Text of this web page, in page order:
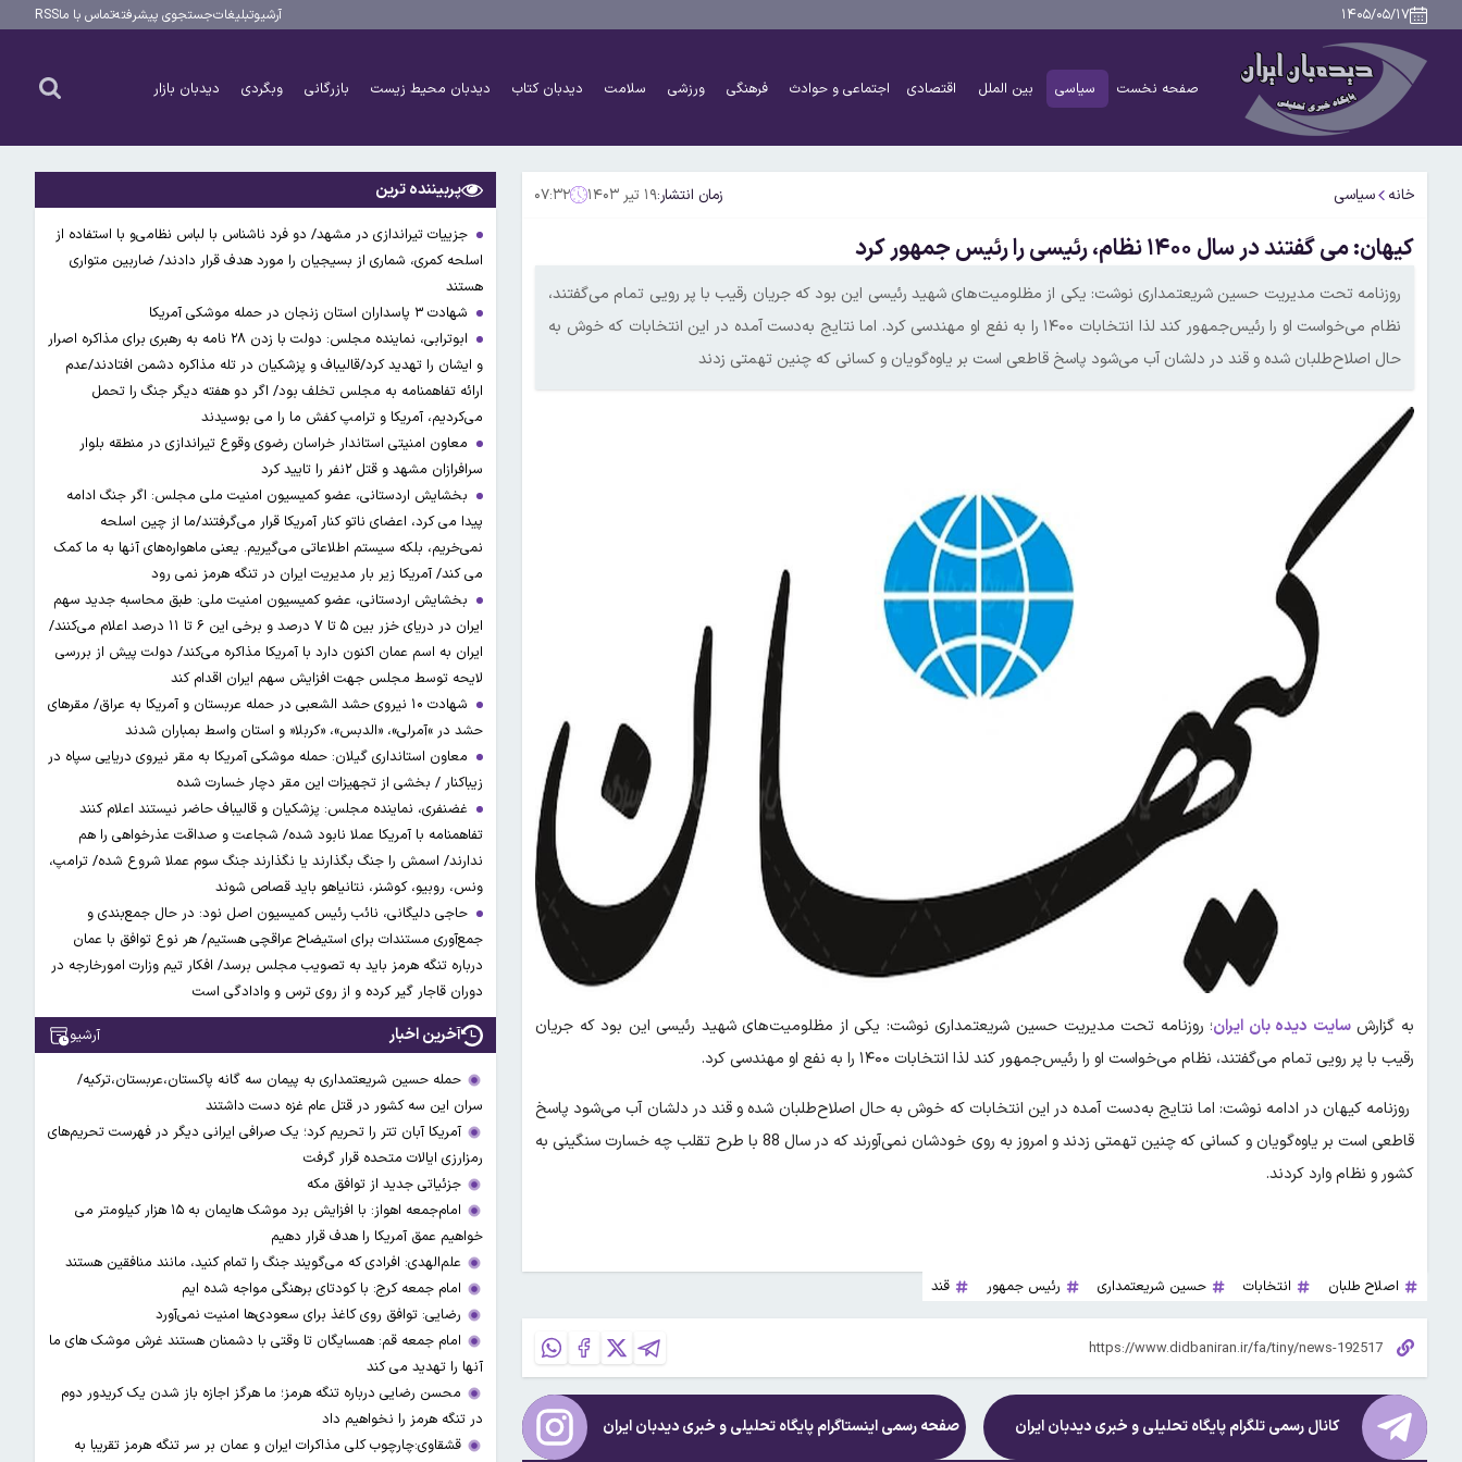
۱۴۰۵/۰۵/۱۷ آرشیوتبلیغاتجستجوی پیشرفتهتماس با ماRSS
صفحه نخست سیاسی بین الملل اقتصادی اجتماعی و حوادث فرهنگی ورزشی سلامت دیدبان کتاب دیدبان محیط زیست بازرگانی وبگردی دیدبان بازار
خانه سیاسی زمان انتشار:۱۹ تیر ۱۴۰۳ ۰۷:۳۲
کیهان: می گفتند در سال ۱۴۰۰ نظام، رئیسی را رئیس جمهور کرد
روزنامه تحت مدیریت حسین شریعتمداری نوشت: یکی از مظلومیت‌های شهید رئیسی این بود که جریان رقیب با پر رویی تمام می‌گفتند،
نظام می‌خواست او را رئیس‌جمهور کند لذا انتخابات ۱۴۰۰ را به نفع او مهندسی کرد. اما نتایج به‌دست آمده در این انتخابات که خوش به
حال اصلاح‌طلبان شده و قند در دلشان آب می‌شود پاسخ قاطعی است بر یاوه‌گویان و کسانی که چنین تهمتی زدند
به گزارشسایت دیده بان ایران؛ روزنامه تحت مدیریت حسین شریعتمداری نوشت: یکی از مظلومیت‌های شهید رئیسی این بود که جریان
رقیب با پر رویی تمام می‌گفتند، نظام می‌خواست او را رئیس‌جمهور کند لذا انتخابات ۱۴۰۰ را به نفع او مهندسی کرد.
روزنامه کیهان در ادامه نوشت: اما نتایج به‌دست آمده در این انتخابات که خوش به حال اصلاح‌طلبان شده و قند در دلشان آب می‌شود پاسخ
قاطعی است بر یاوه‌گویان و کسانی که چنین تهمتی زدند و امروز به روی خودشان نمی‌آورند که در سال 88 با طرح تقلب چه خسارت سنگینی به
کشور و نظام وارد کردند.
اصلاح طلبان انتخابات حسین شریعتمداری رئیس جمهور قند
کانال رسمی تلگرام پایگاه تحلیلی و خبریدیدبان ایران صفحه رسمی اینستاگرام پایگاه تحلیلی و خبریدیدبان ایران
پربیننده ترین
جزییات تیراندازی در مشهد/ دو فرد ناشناس با لباس نظامی‌و با استفاده از
اسلحه کمری، شماری از بسیجیان را مورد هدف قرار دادند/ ضاربین متواری
هستند
شهادت ۳ ‌پاسداران استان زنجان در حمله موشکی آمریکا
ابوترابی، نماینده مجلس: دولت با زدن ۲۸ نامه به رهبری برای مذاکره اصرار
و ایشان را تهدید کرد/قالیباف و پزشکیان در تله مذاکره دشمن افتادند/عدم
ارائه تفاهمنامه به مجلس تخلف بود/ اگر دو هفته دیگر جنگ را تحمل
می‌کردیم، آمریکا و ترامپ کفش ما را می بوسیدند
معاون امنیتی استاندار خراسان رضوی وقوع تیراندازی در منطقه بلوار
سرافرازان مشهد و قتل ۲نفر را تایید کرد
بخشایش اردستانی، عضو کمیسیون امنیت ملی مجلس: اگر جنگ ادامه
پیدا می کرد، اعضای ناتو کنار آمریکا قرار می‌گرفتند/ما از چین اسلحه
نمی‌خریم، بلکه سیستم اطلاعاتی می‌گیریم. یعنی ماهواره‌های آنها به ما کمک
می کند/ آمریکا زیر بار مدیریت ایران در تنگه هرمز نمی رود
بخشایش اردستانی، عضو کمیسیون امنیت ملی: طبق محاسبه جدید سهم
ایران در دریای خزر بین ۵ تا ۷ درصد و برخی این ۶ تا ۱۱ درصد اعلام می‌کنند/
ایران به اسم عمان اکنون دارد با آمریکا مذاکره می‌کند/ دولت پیش از بررسی
لایحه توسط مجلس جهت افزایش سهم ایران اقدام کند
شهادت ۱۰ نیروی حشد الشعبی در حمله عربستان و آمریکا به عراق/ مقرهای
حشد در »آمرلی»، «الدبس»، «کربلا« و استان واسط بمباران شدند
معاون استانداری گیلان: حمله موشکی آمریکا به مقر نیروی دریایی سپاه در
زیباکنار / بخشی از تجهیزات این مقر دچار خسارت شده
غضنفری، نماینده مجلس: پزشکیان و قالیباف حاضر نیستند اعلام کنند
تفاهمنامه با آمریکا عملا نابود شده/ شجاعت و صداقت عذرخواهی را هم
ندارند/ اسمش را جنگ بگذارند یا نگذارند جنگ سوم عملا شروع شده/ ترامپ،
ونس، روبیو، کوشنر، نتانیاهو باید قصاص شوند
حاجی دلیگانی، نائب رئیس کمیسیون اصل نود: در حال جمع‌بندی و
جمع‌آوری مستندات برای استیضاح عراقچی هستیم/ هر نوع توافق با عمان
درباره تنگه هرمز باید به تصویب مجلس برسد/ افکار تیم وزارت امورخارجه در
دوران قاجار گیر کرده و از روی ترس و وادادگی است
آخرین اخبار آرشیو
حمله حسین شریعتمداری به پیمان سه گانه پاکستان،عربستان،ترکیه/
سران این سه کشور در قتل عام غزه دست داشتند
آمریکا آبان تتر را تحریم کرد؛ یک صرافی ایرانی دیگر در فهرست تحریم‌های
رمزارزی ایالات متحده قرار گرفت
جزئیاتی جدید از توافق مکه
امام‌جمعه اهواز: با افزایش برد موشک هایمان به ۱۵ هزار کیلومتر می
خواهیم عمق آمریکا را هدف قرار دهیم
علم‌الهدی: افرادی که می‌گویند جنگ را تمام کنید، مانند منافقین هستند
امام جمعه کرج: با کودتای برهنگی مواجه شده ایم
رضایی: توافق روی کاغذ برای سعودی‌ها امنیت نمی‌آورد
امام جمعه قم: همسایگان تا وقتی با دشمنان هستند غرش موشک های ما
آنها را تهدید می کند
محسن رضایی درباره تنگه هرمز؛ ما هرگز اجازه باز شدن یک کریدور دوم
در تنگه هرمز را نخواهیم داد
قشقاوی:چارچوب کلی مذاکرات ایران و عمان بر سر تنگه هرمز تقریبا به